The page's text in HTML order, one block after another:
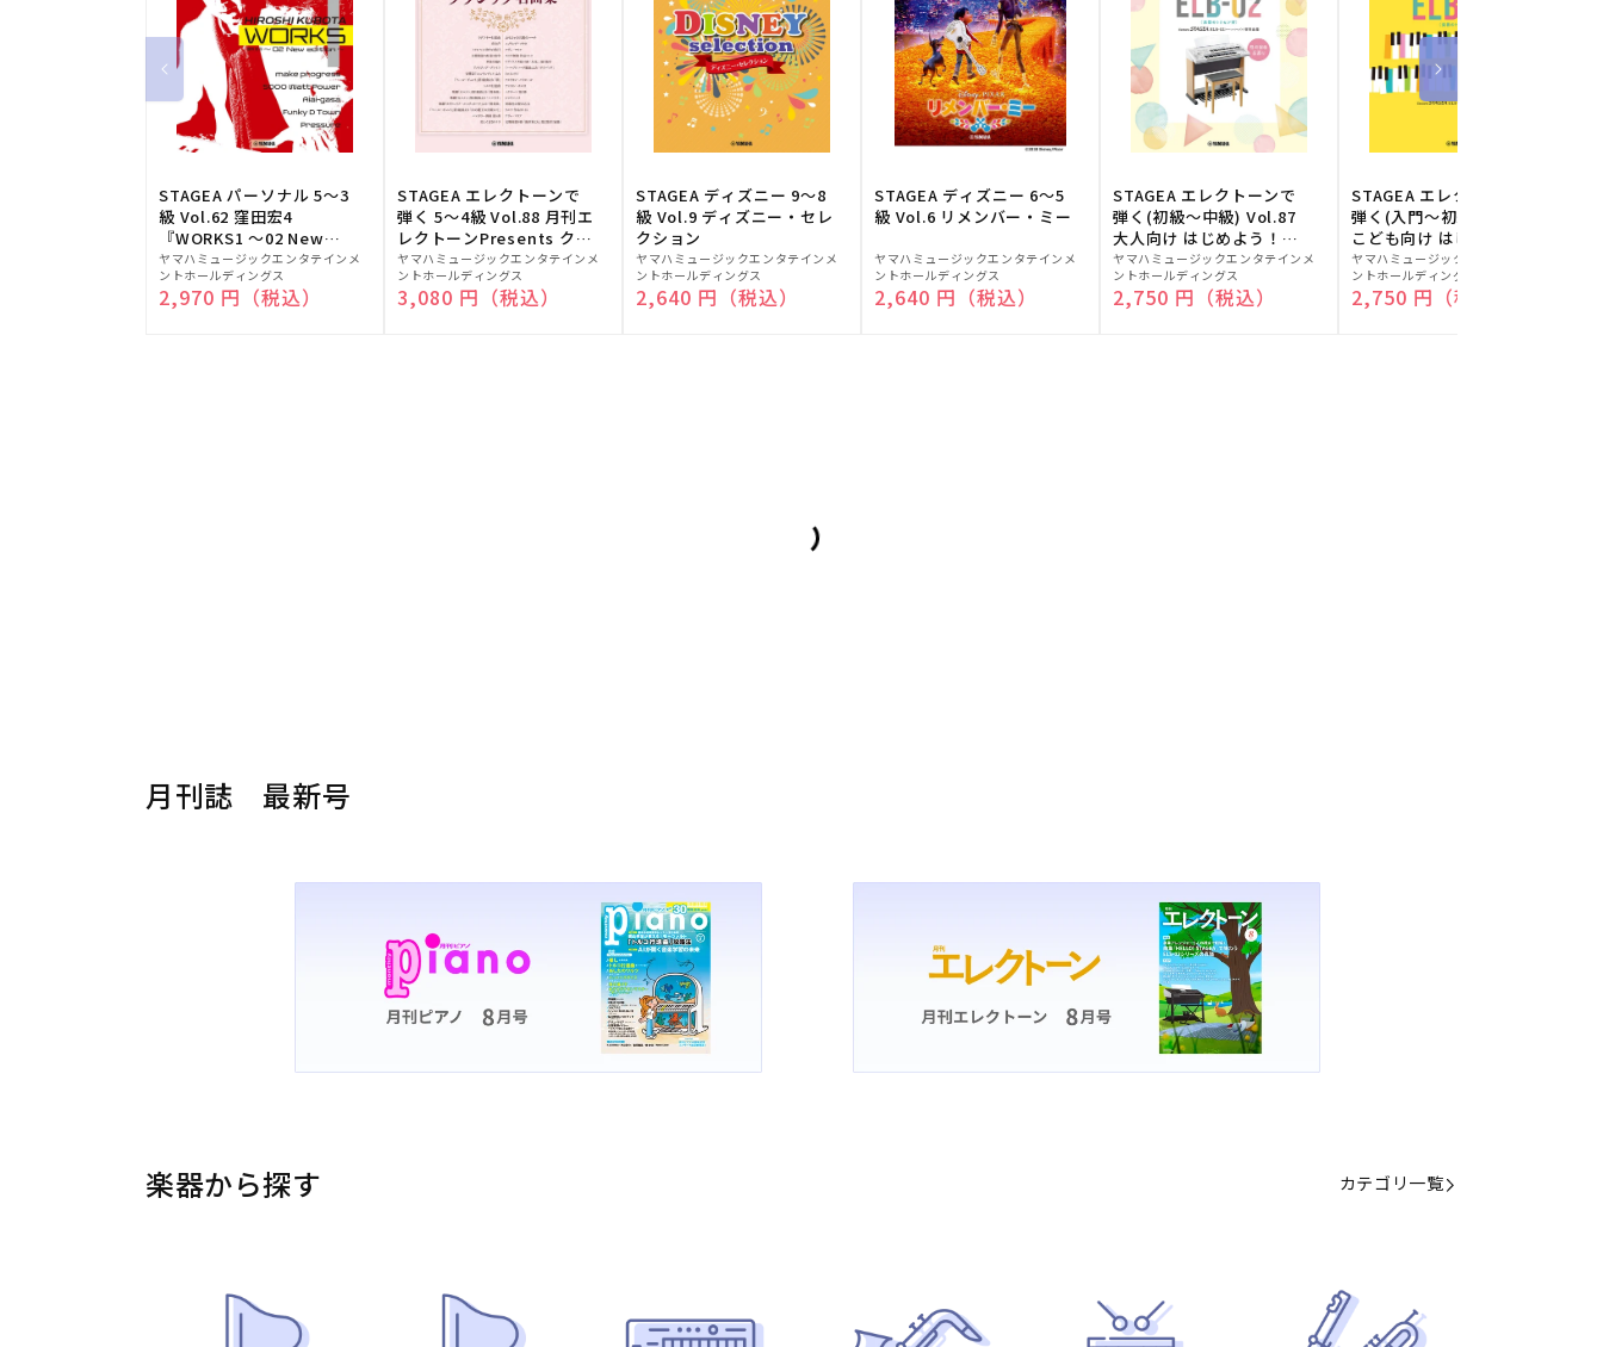
STAGEA パーソナル 5～3
級 Vol.62 窪田宏4
『WORKS1 ～02 New
edition～』
販
売
元:
ヤマハミュージックエンタテインメ
ントホールディングス
通常価格
2,970 円（税込）
STAGEA エレクトーンで
弾く 5～4級 Vol.88 月刊エ
レクトーンPresents クラ
シック名曲集
販
売
元:
ヤマハミュージックエンタテインメ
ントホールディングス
通常価格
3,080 円（税込）
STAGEA ディズニー 9～8
級 Vol.9 ディズニー・セレ
クション
販
売
元:
ヤマハミュージックエンタテインメ
ントホールディングス
通常価格
2,640 円（税込）
STAGEA ディズニー 6～5
級 Vol.6 リメンバー・ミー
販
売
元:
ヤマハミュージックエンタテインメ
ントホールディングス
通常価格
2,640 円（税込）
STAGEA エレクトーンで
弾く(初級～中級) Vol.87
大人向け はじめよう！
ELB-02(楽器のトリセツ
付)
販
売
元:
ヤマハミュージックエンタテインメ
ントホールディングス
通常価格
2,750 円（税込）
STAGEA エレクトーンで
弾く(入門～初級) Vol.86
こども向け はじめよう！
ELB-02(楽器のトリセツ
付)
販
売
元:
ヤマハミュージックエンタテインメ
ントホールディングス
通常価格
2,750 円（税込）
月刊誌 最新号
楽器から探す カテゴリ一覧